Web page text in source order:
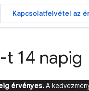
Kapcsolatfelvétel az
t 14 napig
érvényes. A